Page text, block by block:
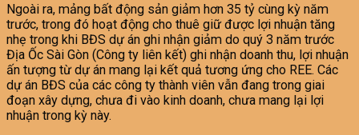
Ngoài ra, mảng bất động sản giảm hơn 35 tỷ cùng kỳ năm
trước, trong đó hoạt động cho thuê giữ được lợi nhuận tăng
nhẹ trong khi BĐS dự án ghi nhận giảm do quý 3 năm trước
Địa Ốc Sài Gòn (Công ty liên kết) ghi nhận doanh thu, lợi nhuận
ấn tượng từ dự án mang lại kết quả tương ứng cho REE. Các
dự án BĐS của các công ty thành viên vẫn đang trong giai
đoạn xây dựng, chưa đi vào kinh doanh, chưa mang lại lợi
nhuận trong kỳ này.